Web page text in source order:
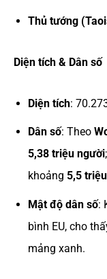
Thủ tướng
Diện tích & Dân số
Diện tích:
Dân số: Theo
5,38 triệu người
khoảng 5,5
Mật độ dân số:
bình EU, cho
mảng xanh.